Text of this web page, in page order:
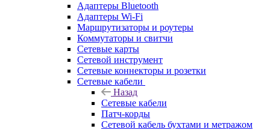
Адаптеры Bluetooth
Адаптеры Wi-Fi
Маршрутизаторы и роутеры
Коммутаторы и свитчи
Сетевые карты
Сетевой инструмент
Сетевые коннекторы и розетки
Сетевые кабели
Назад
Сетевые кабели
Патч-корды
Сетевой кабель бухтами и метражом